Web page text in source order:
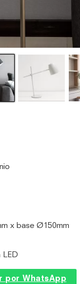
x base Ø150mm
LED
por WhatsApp